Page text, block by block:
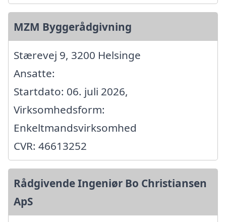
MZM Byggerådgivning
Stærevej 9, 3200 Helsinge
Ansatte:
Startdato: 06. juli 2026,
Virksomhedsform:
Enkeltmandsvirksomhed
CVR: 46613252
Rådgivende Ingeniør Bo Christiansen
ApS